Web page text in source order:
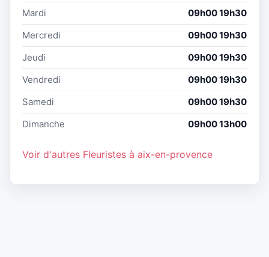
Mardi
09h00 19h30
Mercredi
09h00 19h30
Jeudi
09h00 19h30
Vendredi
09h00 19h30
Samedi
09h00 19h30
Dimanche
09h00 13h00
Voir d'autres Fleuristes à aix-en-provence